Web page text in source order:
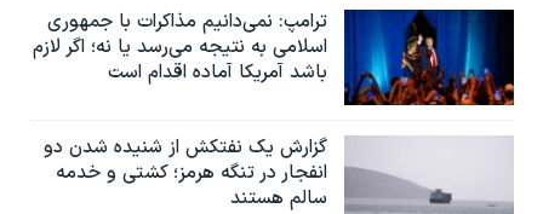
ترامپ: نمی‌دانیم مذاکرات با جمهوری
اسلامی به نتیجه می‌رسد یا نه؛ اگر لازم
باشد آمریکا آماده اقدام است
گزارش یک نفتکش از شنیده شدن دو
انفجار در تنگه هرمز؛ کشتی و خدمه
سالم هستند